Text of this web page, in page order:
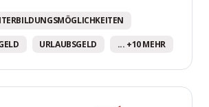
URLAUBSGELD ... +10 MEHR